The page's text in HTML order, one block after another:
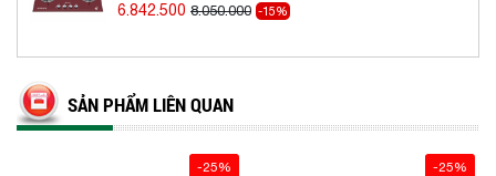
6.842.500 8.050.000 -15%
SẢN PHẨM LIÊN QUAN
-25% -25%